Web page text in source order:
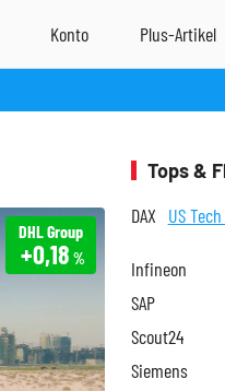
DHL Group
+0,18 %
Tops &
DAX US
Infineon
SAP
Scout24
Siemens